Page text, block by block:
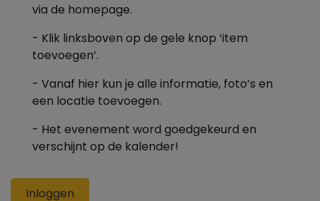
via de homepage.
- Klik linksboven op de gele knop ‘item
toevoegen’.
- Vanaf hier kun je alle informatie, foto’s en
een locatie toevoegen.
- Het evenement word goedgekeurd en
verschijnt op de kalender!
Inloggen